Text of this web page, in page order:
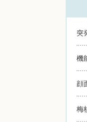
突
機
顔
梅